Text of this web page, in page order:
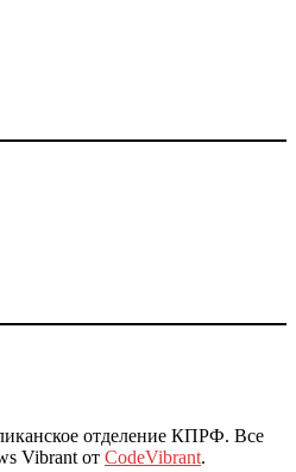
отделение КПРФ. Все
Vibrant от CodeVibrant.